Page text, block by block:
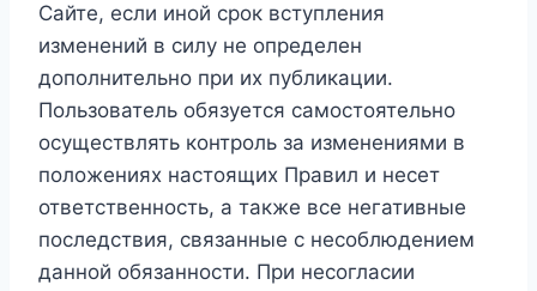
Сайте, если иной срок вступления
изменений в силу не определен
дополнительно при их публикации.
Пользователь обязуется самостоятельно
осуществлять контроль за изменениями в
положениях настоящих Правил и несет
ответственность, а также все негативные
последствия, связанные с несоблюдением
данной обязанности. При несогласии